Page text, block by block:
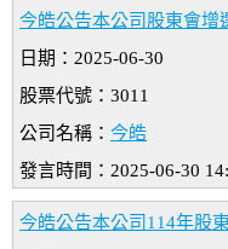
今皓公告本公司股東會增
日期：2025-06-30
股票代號：3011
公司名稱： 今皓
發言時間：2025-06-30
今皓公告本公司114年股